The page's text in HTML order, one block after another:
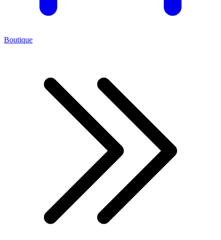
Boutique